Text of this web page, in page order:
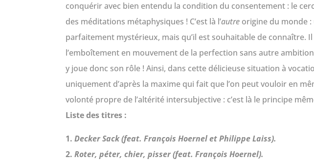
conquérir avec bien entendu la condition du consentement : le
des méditations métaphysiques ! C’est là l’autre origine du monde
parfaitement mystérieux, mais qu’il est souhaitable de connaître.
l’emboîtement en mouvement de la perfection sans autre
y joue donc son rôle ! Ainsi, dans cette délicieuse situation à
uniquement d’après la maxime qui fait que l’on peut vouloir en
volonté propre de l’altérité intersubjective : c’est là le principe
Liste des titres :
1. Decker Sack (feat. François Hoernel et Philippe Laiss).
2. Roter, péter, chier, pisser (feat. François Hoernel).